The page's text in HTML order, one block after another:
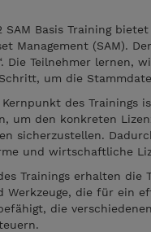
SAM Basis Training
Management (SAM).
Die Teilnehmer lernen,
um die
des Trainings
um den konkreten
sicherzustellen.
und wirtschaftliche
Trainings erhalten
Werkzeuge, die für ein
die